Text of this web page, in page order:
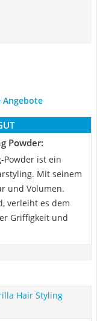
Angebote
Powder:
Powder ist ein
Mit seinem
und Volumen.
verleiht es dem
Griffigkeit und
Hair Styling